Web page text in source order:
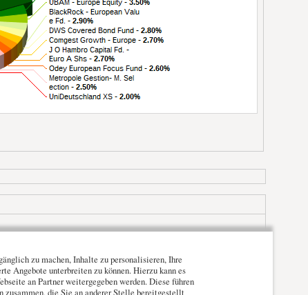
zu machen, Inhalte zu personalisieren, Ihre
Angebote unterbreiten zu können. Hierzu kann es
an Partner weitergegeben werden. Diese führen
die Sie an anderer Stelle bereitgestellt